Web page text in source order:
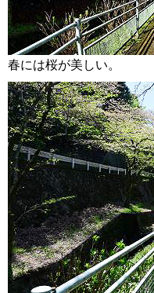
春には桜が美しい。